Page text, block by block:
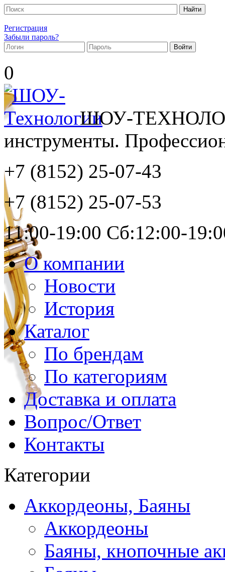
Регистрация
Забыли пароль?
0
ШОУ-
инструменты.
+7 (8152) 25-07-43
+7 (8152) 25-07-53
11:00-19:00 Сб:12:00-
О компании
Новости
История
Каталог
По брендам
По категориям
Доставка и оплата
Вопрос/Ответ
Контакты
Категории
Аккордеоны, Баяны
Аккордеоны
Баяны, кнопочные